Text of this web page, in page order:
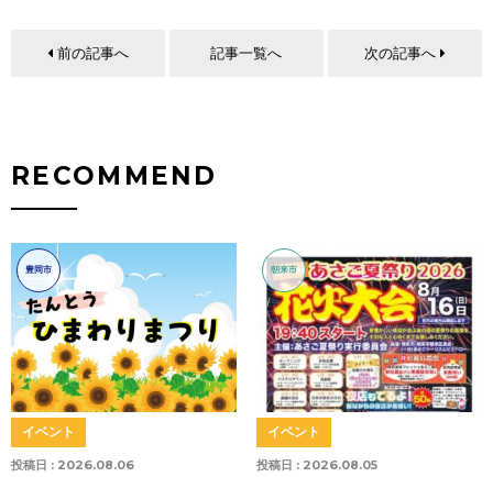
前の記事へ 記事一覧へ 次の記事へ
RECOMMEND
豊岡市
投稿日 : 2026.08.06
イベント
朝来市
投稿日 : 2026.08.05
イベント